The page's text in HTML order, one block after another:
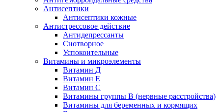
Антисептики
Антисептики кожные
Антистрессовое действие
Антидепрессанты
Снотворное
Успокоительные
Витамины и микроэлементы
Витамин Д
Витамин Е
Витамин С
Витамины группы В (нервные расстройства)
Витамины для беременных и кормящих